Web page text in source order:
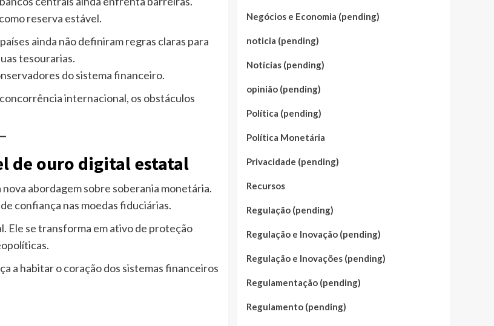
reserva estável.
ainda não definiram regras claras para
tesourarias.
do sistema financeiro.
internacional, os obstáculos
de ouro digital estatal
abordagem sobre soberania monetária.
confiança nas moedas fiduciárias.
Ele se transforma em ativo de proteção
a habitar o coração dos sistemas financeiros
Negócios e Economia (pending)
noticia (pending)
Notícias (pending)
opinião (pending)
Política (pending)
Política Monetária
Privacidade (pending)
Recursos
Regulação (pending)
Regulação e Inovação (pending)
Regulação e Inovações (pending)
Regulamentação (pending)
Regulamento (pending)